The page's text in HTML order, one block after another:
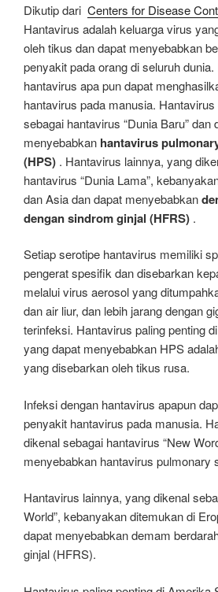
Dikutip dari Centers for Disease
Hantavirus adalah keluarga virus
oleh tikus dan dapat menyebabkan
penyakit pada orang di seluruh
hantavirus apa pun dapat
hantavirus pada manusia.
sebagai hantavirus “Dunia Baru” dan
menyebabkan hantavirus
(HPS) . Hantavirus lainnya, yang
hantavirus “Dunia Lama”,
dan Asia dan dapat menyebabkan
dengan sindrom ginjal (HFRS) .
Setiap serotipe hantavirus memiliki
pengerat spesifik dan disebarkan
melalui virus aerosol yang
dan air liur, dan lebih jarang dengan
terinfeksi. Hantavirus paling penting
yang dapat menyebabkan HPS
yang disebarkan oleh tikus rusa.
Infeksi dengan hantavirus apapun
penyakit hantavirus pada manusia.
dikenal sebagai hantavirus “New
menyebabkan hantavirus pulmonary
Hantavirus lainnya, yang dikenal
World”, kebanyakan ditemukan di
dapat menyebabkan demam
ginjal (HFRS).